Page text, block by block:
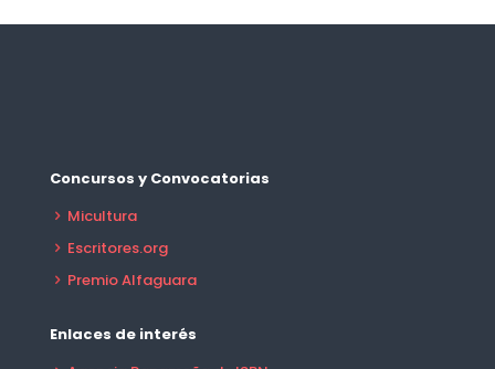
Concursos y Convocatorias
Micultura
Escritores.org
Premio Alfaguara
Enlaces de interés